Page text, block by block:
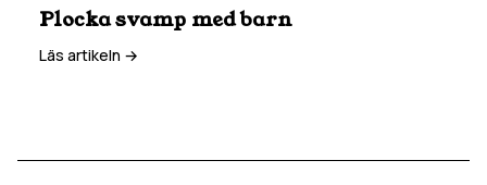
Plocka svamp med barn
Läs artikeln →